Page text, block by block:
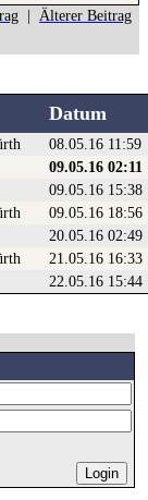
Älterer Beitrag
Datum
08.05.16 11:59
09.05.16 02:11
09.05.16 15:38
09.05.16 18:56
20.05.16 02:49
21.05.16 16:33
22.05.16 15:44